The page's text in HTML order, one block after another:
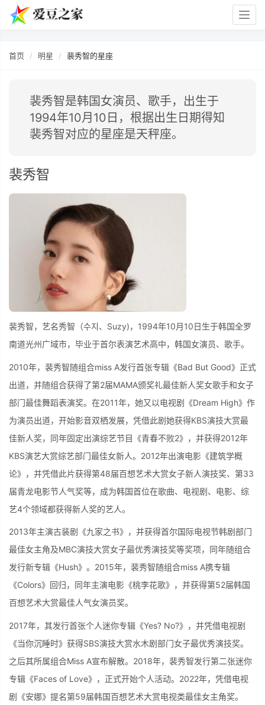
首页 明星 裴秀智的星座
裴秀智是韩国女演员、歌手，出生于
1994年10月10日，根据出生日期得知
裴秀智对应的星座是天秤座。
裴秀智
裴秀智，艺名秀智（수지、Suzy)，1994年10月10日生于韩国全罗
南道光州广域市，毕业于首尔表演艺术高中，韩国女演员、歌手。
2010年，裴秀智随组合miss A发行首张专辑《Bad But Good》正式
出道，并随组合获得了第2届MAMA颁奖礼最佳新人奖女歌手和女子
部门最佳舞蹈表演奖。在2011年，她又以电视剧《Dream High》作
为演员出道，开始影音双栖发展，凭借此剧她获得KBS演技大赏最
佳新人奖，同年固定出演综艺节目《青春不败2》，并获得2012年
KBS演艺大赏综艺部门最佳女新人。2012年出演电影《建筑学概
论》，并凭借此片获得第48届百想艺术大赏女子新人演技奖、第33
届青龙电影节人气奖等，成为韩国首位在歌曲、电视剧、电影、综
艺4个领域都获得新人奖的艺人。
2013年主演古装剧《九家之书》，并获得首尔国际电视节韩剧部门
最佳女主角及MBC演技大赏女子最优秀演技奖等奖项，同年随组合
发行新专辑《Hush》。2015年，裴秀智随组合miss A携专辑
《Colors》回归，同年主演电影《桃李花歌》，并获得第52届韩国
百想艺术大赏最佳人气女演员奖。
2017年，其发行首张个人迷你专辑《Yes? No?》，并凭借电视剧
《当你沉睡时》获得SBS演技大赏水木剧部门女子最优秀演技奖。
之后其所属组合Miss A宣布解散。2018年，裴秀智发行第二张迷你
专辑《Faces of Love》，正式开始个人活动。2022年，凭借电视
剧《安娜》提名第59届韩国百想艺术大赏电视类最佳女主角奖。